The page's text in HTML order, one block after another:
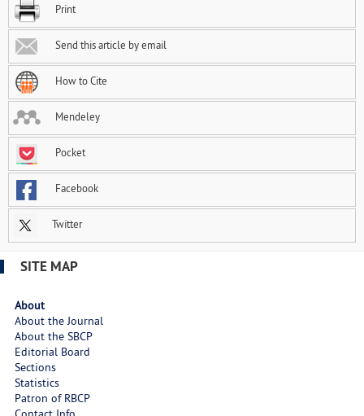
Print
Send this article by email
How to Cite
Mendeley
Pocket
Facebook
Twitter
SITE MAP
About
About the Journal
About the SBCP
Editorial Board
Sections
Statistics
Patron of RBCP